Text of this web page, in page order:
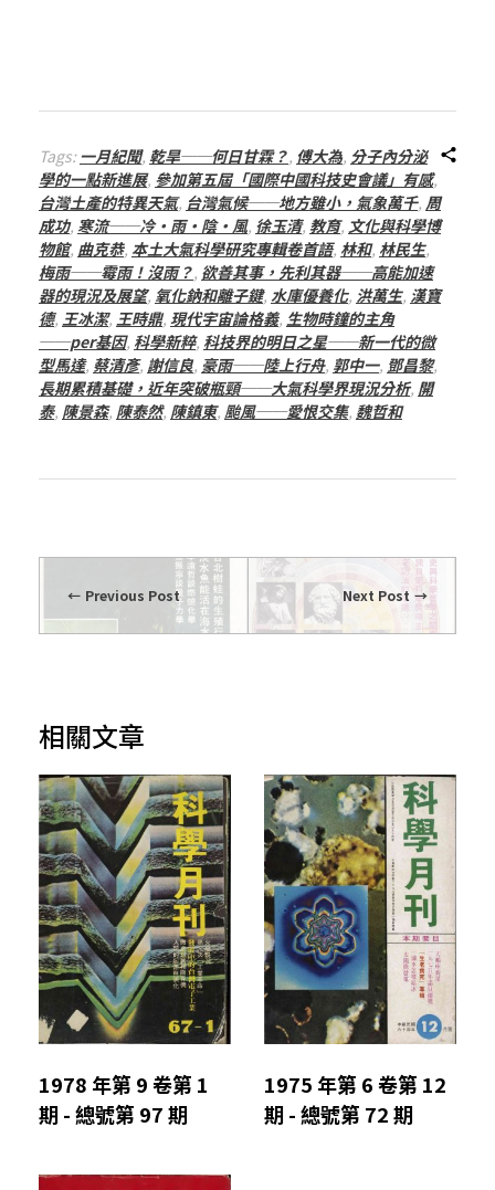
2
6
期
Tags:一月紀聞, 乾旱──何日甘霖？, 傅大為, 分子內分泌
學的一點新進展, 參加第五屆「國際中國科技史會議」有感,
台灣土產的特異天氣, 台灣氣候──地方雖小，氣象萬千, 周
成功, 寒流──冷‧雨‧陰‧風, 徐玉清, 教育, 文化與科學博
物館, 曲克恭, 本土大氣科學研究專輯卷首語, 林和, 林民生,
梅雨──霉雨！沒雨？, 欲善其事，先利其器──高能加速
器的現況及展望, 氧化鈉和離子鍵, 水庫優養化, 洪萬生, 漢寶
德, 王冰潔, 王時鼎, 現代宇宙論格義, 生物時鐘的主角
──per基因, 科學新粹, 科技界的明日之星──新一代的微
型馬達, 蔡清彥, 謝信良, 豪雨──陸上行舟, 郭中一, 鄧昌黎,
長期累積基礎，近年突破瓶頸──大氣科學界現況分析, 開
泰, 陳景森, 陳泰然, 陳鎮東, 颱風──愛恨交集, 魏哲和
Previous Post Next Post
相關文章
1978 年第 9 卷第 1
期 - 總號第 97 期
1975 年第 6 卷第 12
期 - 總號第 72 期